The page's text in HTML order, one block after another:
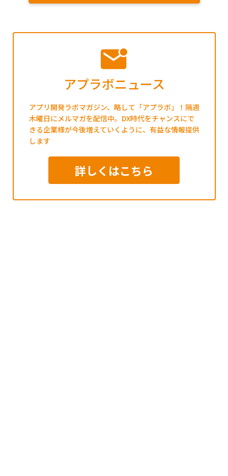
アプラボニュース
アプリ開発ラボマガジン、略して「アプラボ」！隔週
木曜日にメルマガを配信中。DX時代をチャンスにで
きる企業様が今後増えていくように、有益な情報提供
します
詳しくはこちら